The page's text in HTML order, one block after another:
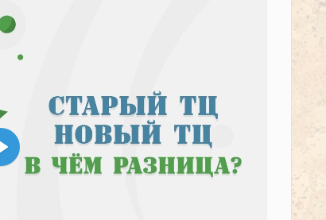
Воспроизвести